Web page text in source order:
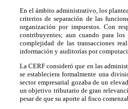
En el ámbito administrativo, los
criterios de separación de las
organización por impuestos. Con
contribuyentes; aun cuando para
complejidad de las transacciones
información y auditorías por
La CERF consideró que en las
se estableciera formalmente una
sector empresarial gozaba de un
un objetivo tributario de gran
pesar de que su aporte al fisco